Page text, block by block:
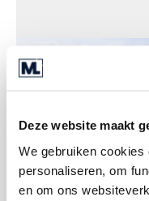
Deze website maakt
We gebruiken
personaliseren, om
en om ons